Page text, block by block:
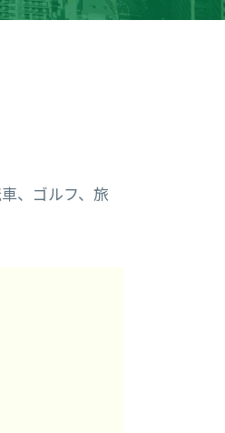
、ゴルフ、旅